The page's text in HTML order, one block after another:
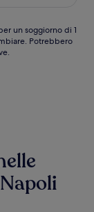
un soggiorno di 1
Potrebbero